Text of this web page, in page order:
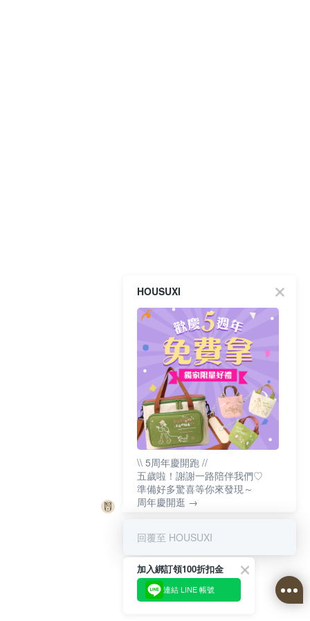
HOUSUXI
\\ 5周年慶開跑 //
五歲啦！謝謝一路陪伴我們♡
準備好多驚喜等你來發現～
周年慶開逛 →
回覆至 HOUSUXI
加入綁訂領100折扣金
連結 LINE 帳號